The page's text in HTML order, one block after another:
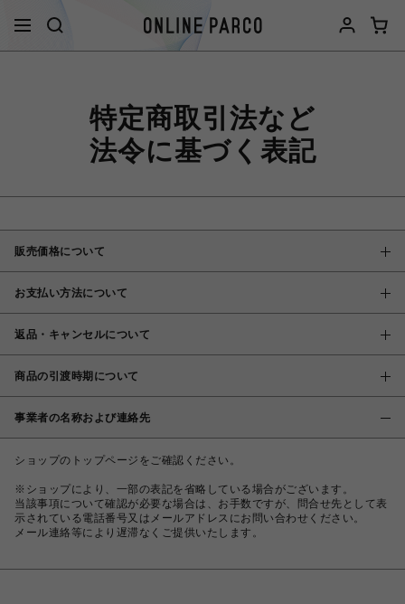
特定商取引法など
法令に基づく表記
販売価格について
お支払い方法について
返品・キャンセルについて
商品の引渡時期について
事業者の名称および連絡先
ショップのトップページをご確認ください。
※ショップにより、一部の表記を省略している場合がございます。
当該事項について確認が必要な場合は、お手数ですが、問合せ先として表
示されている電話番号又はメールアドレスにお問い合わせください。
メール連絡等により遅滞なくご提供いたします。